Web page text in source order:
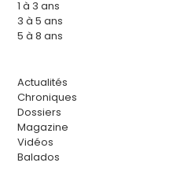
1 à 3 ans
3 à 5 ans
5 à 8 ans
Actualités
Chroniques
Dossiers
Magazine
Vidéos
Balados